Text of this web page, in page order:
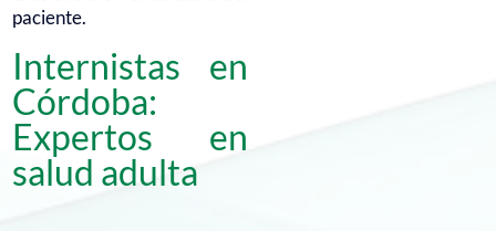
paciente.
Internistas en
Córdoba:
Expertos en
salud adulta